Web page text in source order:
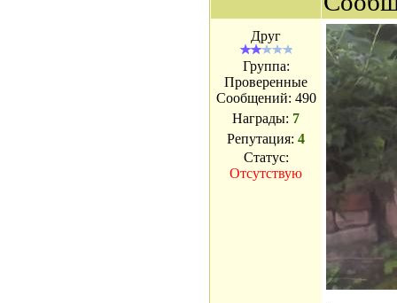
Друг
Группа:
Проверенные
Сообщений: 490
Награды: 7
Репутация: 4
Статус:
Отсутствую